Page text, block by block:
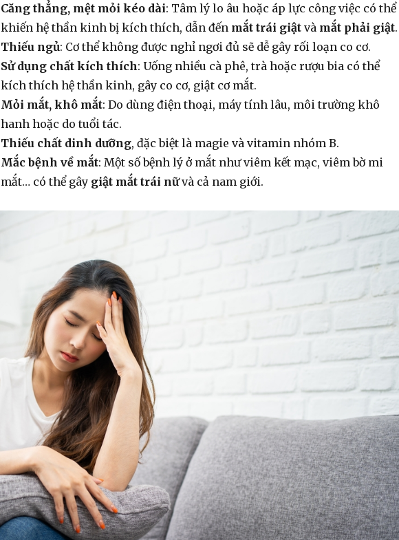
Căng thẳng, mệt mỏi kéo dài: Tâm lý lo âu hoặc áp lực công việc có thể
khiến hệ thần kinh bị kích thích, dẫn đến mắt trái giậtvà mắt phải giật.
Thiếu ngủ: Cơ thể không được nghỉ ngơi đủ sẽ dễ gây rối loạn co cơ.
Sử dụng chất kích thích: Uống nhiều cà phê, trà hoặc rượu bia có thể
kích thích hệ thần kinh, gây co cơ, giật cơ mắt.
Mỏi mắt, khô mắt: Do dùng điện thoại, máy tính lâu, môi trường khô
hanh hoặc do tuổi tác.
Thiếu chất dinh dưỡng, đặc biệt là magie và vitamin nhóm B.
Mắc bệnh về mắt: Một số bệnh lý ở mắt như viêm kết mạc, viêm bờ mi
mắt… có thể gây giật mắt trái nữvà cả nam giới.